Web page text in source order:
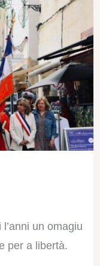
l’anni un omagiu
per a libertà.